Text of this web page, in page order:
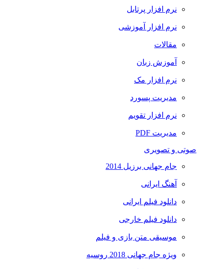
نرم افزار پرتابل
نرم افزار آموزشی
مقالات
آموزش زبان
نرم افزار مک
مدیریت پسورد
نرم افزار تقویم
مدیریت PDF
صوتی و تصویری
جام جهانی برزیل 2014
آهنگ ایرانی
دانلود فیلم ایرانی
دانلود فیلم خارجی
موسیقی متن بازی و فیلم
ویژه جام جهانی 2018 روسیه